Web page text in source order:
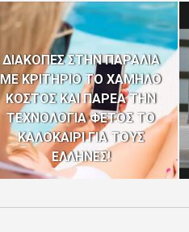
ΔΙΑΚΟΠΕΣ ΣΤΗΝ ΠΑΡΑΛΙΑ
ΜΕ ΚΡΙΤΗΡΙΟ ΤΟ ΧΑΜΗΛΟ
ΚΟΣΤΟΣ ΚΑΙ ΠΑΡΕΑ ΤΗΝ
ΤΕΧΝΟΛΟΓΙΑ ΦΕΤΟΣ ΤΟ
ΚΑΛΟΚΑΙΡΙ ΓΙΑ ΤΟΥΣ
ΕΛΛΗΝΕΣ!